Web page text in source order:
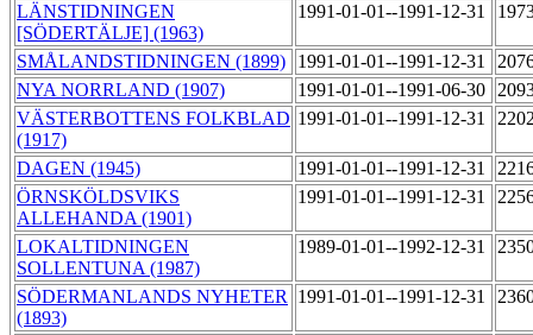
LÄNSTIDNINGEN
[SÖDERTÄLJE] (1963)
1991-01-01--1991-12-31
SMÅLANDSTIDNINGEN (1899) 1991-01-01--1991-12-31
NYA NORRLAND (1907)
1991-01-01--1991-06-30
VÄSTERBOTTENS FOLKBLAD
(1917)
1991-01-01--1991-12-31
DAGEN (1945) 1991-01-01--1991-12-31
ÖRNSKÖLDSVIKS
ALLEHANDA (1901)
1991-01-01--1991-12-31
LOKALTIDNINGEN
SOLLENTUNA (1987)
1989-01-01--1992-12-31
SÖDERMANLANDS NYHETER
(1893)
1991-01-01--1991-12-31